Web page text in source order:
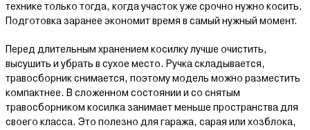
технике только тогда, когда участок уже срочно нужно косить.
Подготовка заранее экономит время в самый нужный момент.
Перед длительным хранением косилку лучше очистить,
высушить и убрать в сухое место. Ручка складывается,
травосборник снимается, поэтому модель можно разместить
компактнее. В сложенном состоянии и со снятым
травосборником косилка занимает меньше пространства для
своего класса. Это полезно для гаража, сарая или хозблока,